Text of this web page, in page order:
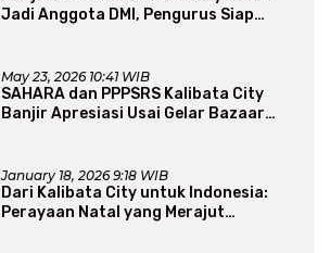
Jadi Anggota DMI, Pengurus Siap
May 23, 2026 10:41 WIB
SAHARA dan PPPSRS Kalibata City
Banjir Apresiasi Usai Gelar Bazaar
January 18, 2026 9:18 WIB
Dari Kalibata City untuk Indonesia:
Perayaan Natal yang Merajut